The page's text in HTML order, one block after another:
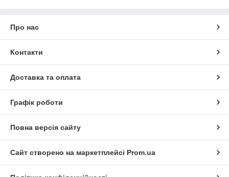
Про нас
Контакти
Доставка та оплата
Графік роботи
Повна версія сайту
Сайт створено на маркетплейсі Prom.ua